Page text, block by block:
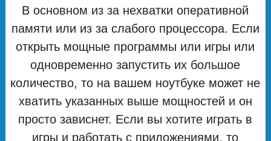
В основном из за нехватки оперативной
памяти или из за слабого процессора. Если
открыть мощные программы или игры или
одновременно запустить их большое
количество, то на вашем ноутбуке может не
хватить указанных выше мощностей и он
просто зависнет. Если вы хотите играть в
игры и работать с приложениями, то